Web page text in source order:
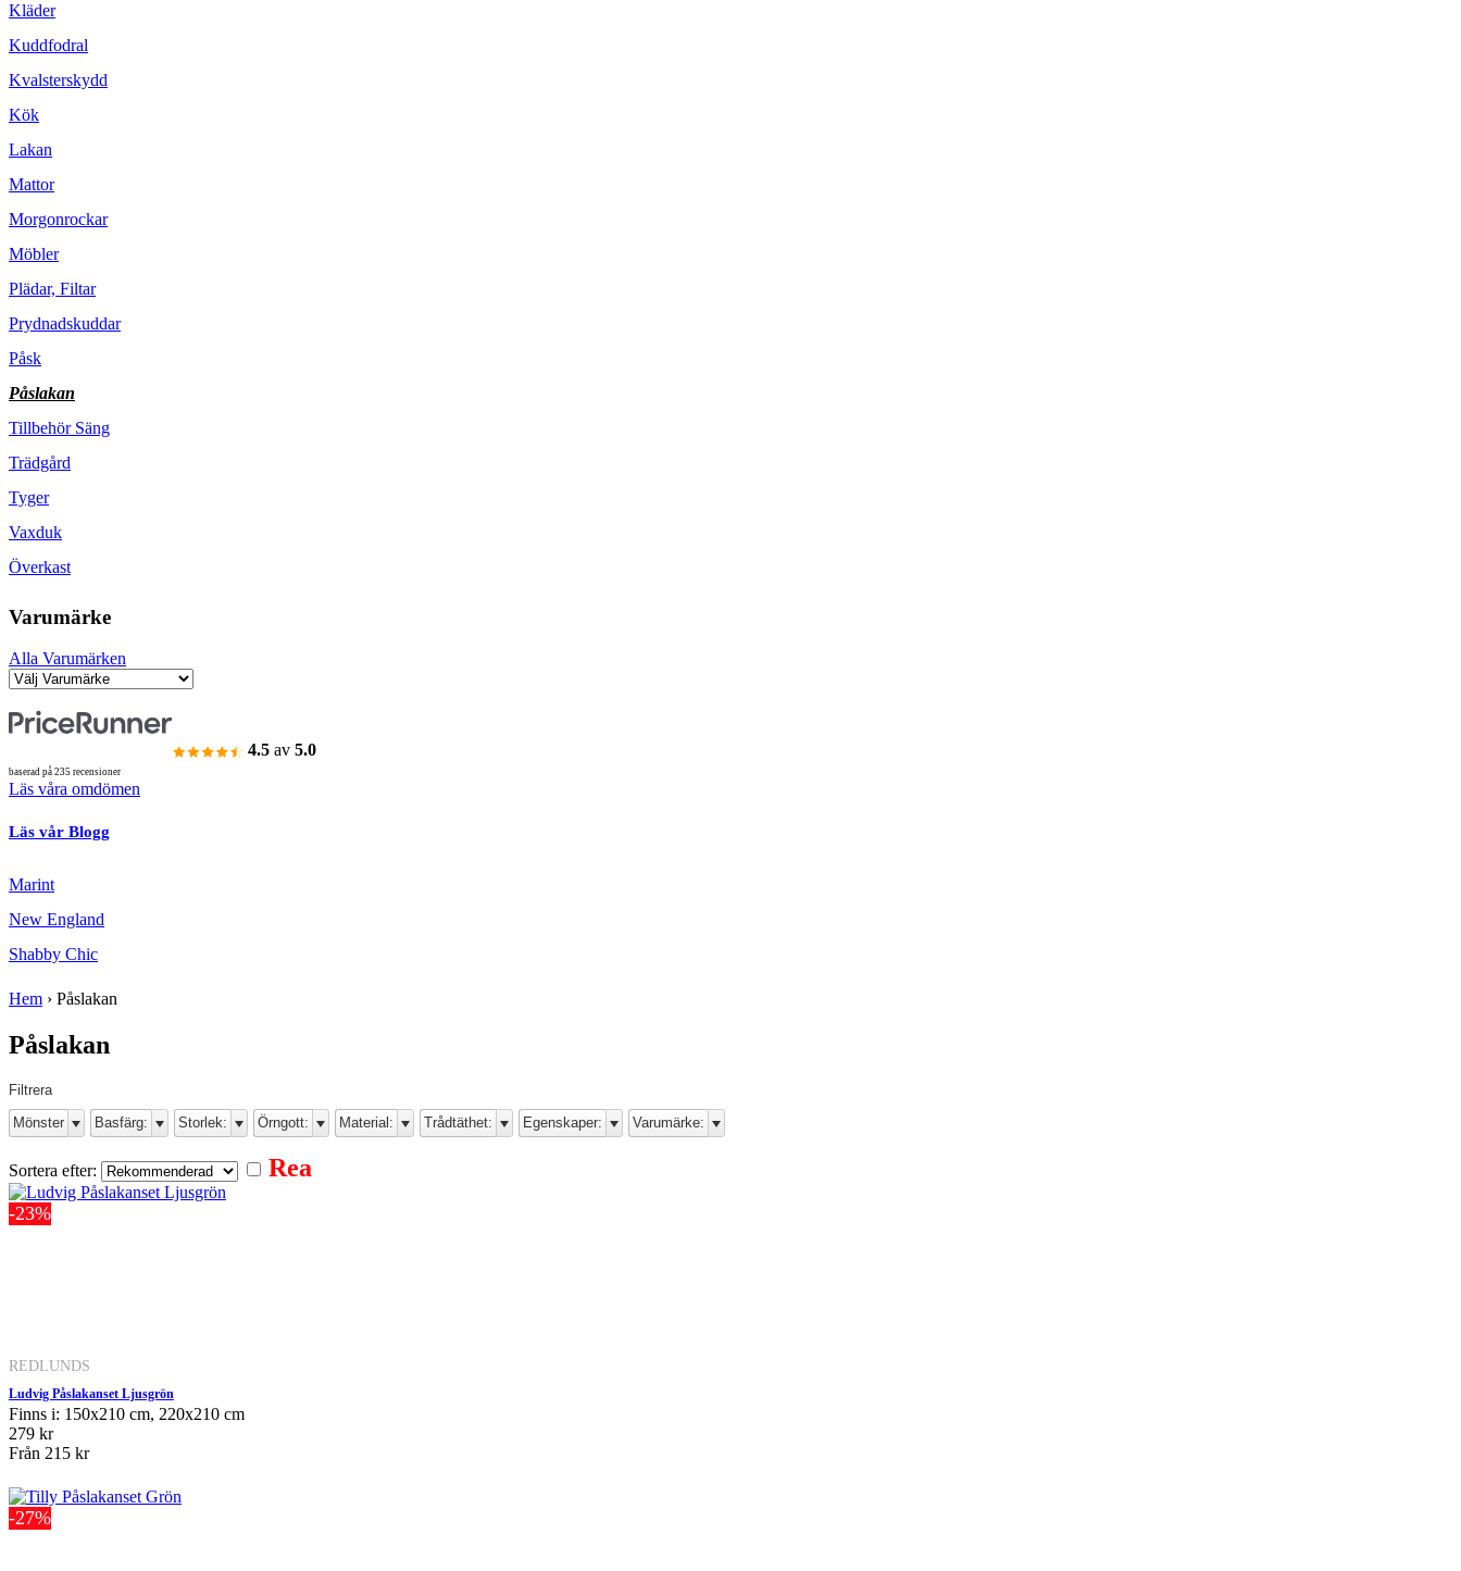
Kläder
Kuddfodral
Kvalsterskydd
Kök
Lakan
Mattor
Morgonrockar
Möbler
Plädar, Filtar
Prydnadskuddar
Påsk
Påslakan
Tillbehör Säng
Trädgård
Tyger
Vaxduk
Överkast
Varumärke
Alla Varumärken
4.5 av 5.0
baserad på 235 recensioner
Läs våra omdömen
Läs vår Blogg
Marint
New England
Shabby Chic
Hem › Påslakan
Påslakan
Filtrera
Mönster
Basfärg: Storlek: Örngott: Material: Trådtäthet: Egenskaper: Varumärke:
Sortera efter: Rea
-23%
REDLUNDS
Ludvig Påslakanset Ljusgrön
Finns i: 150x210 cm, 220x210 cm
279 kr
Från 215 kr
-27%